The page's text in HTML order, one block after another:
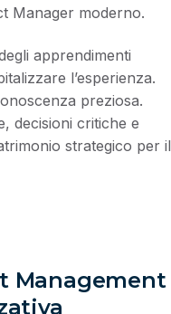
Manager moderno.
apprendimenti
l’esperienza.
preziosa.
decisioni critiche e
strategico per il
Management